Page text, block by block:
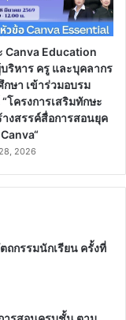
Canva Education
ริหาร ครู และบุคลากร
กษา เข้าร่วมอบรม
โครงการเสริมทักษะ
งสรรค์สื่อการสอนยุค
2026
กรรมนักเรียน ครั้งที่